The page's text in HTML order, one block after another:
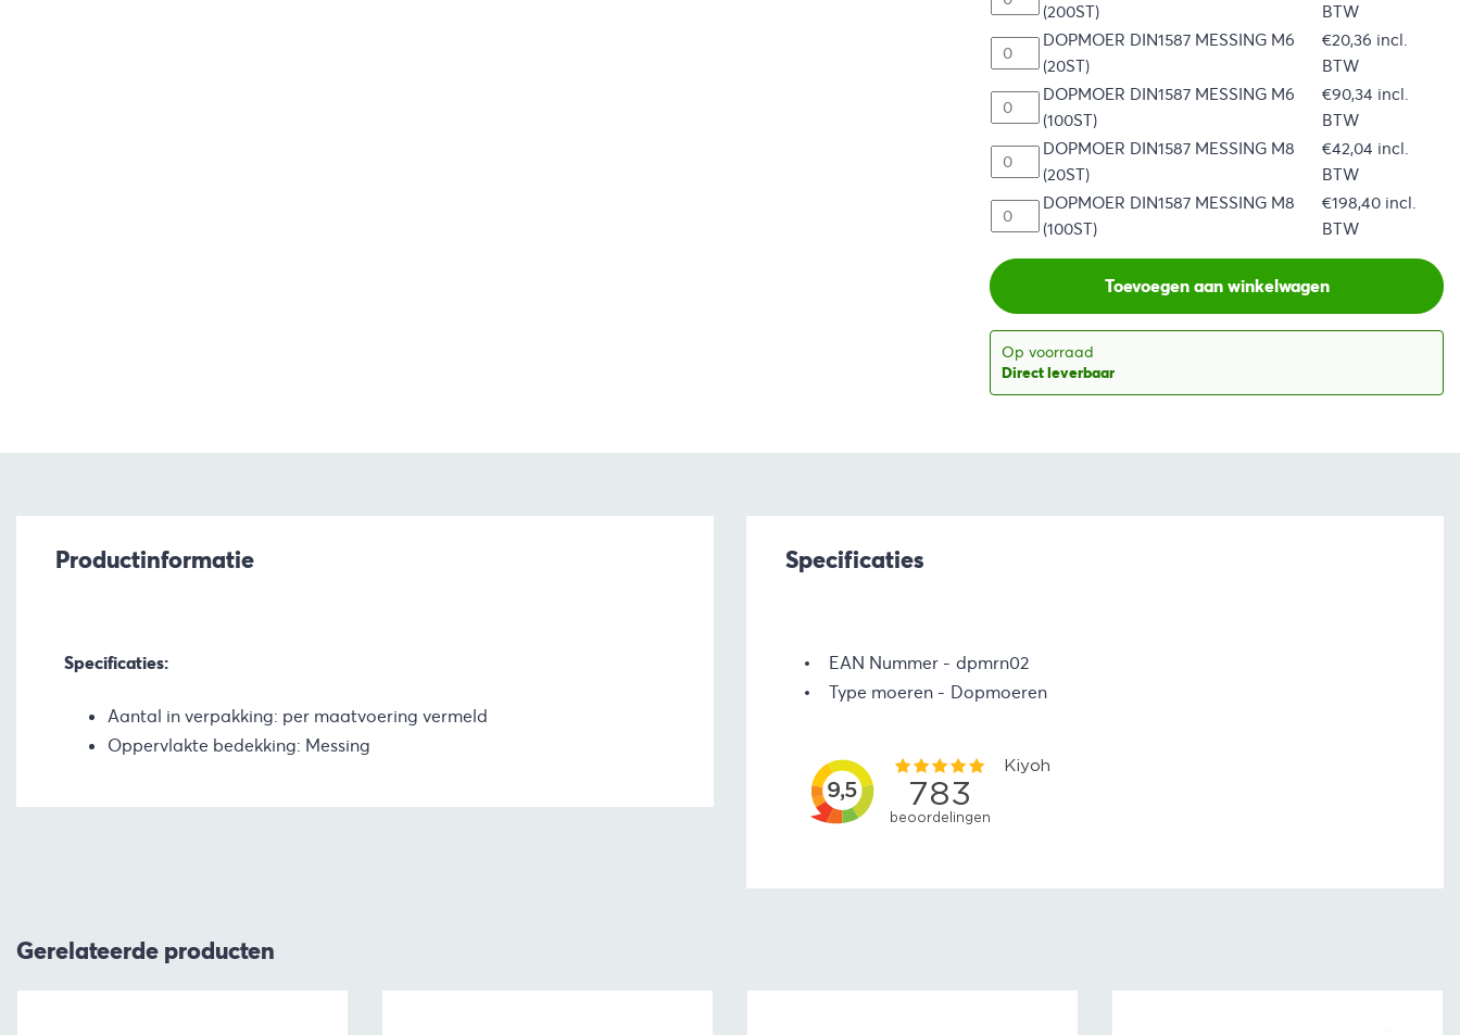
(200ST)
BTW
DOPMOER DIN1587 MESSING M6
(20ST)
€20,36 incl.
BTW
DOPMOER DIN1587 MESSING M6
(100ST)
€90,34 incl.
BTW
DOPMOER DIN1587 MESSING M8
(20ST)
€42,04 incl.
BTW
DOPMOER DIN1587 MESSING M8
(100ST)
€198,40 incl.
BTW
Toevoegen aan winkelwagen
Op voorraad
Direct leverbaar
Productinformatie
Specificaties:
Aantal in verpakking: per maatvoering vermeld
Oppervlakte bedekking: Messing
Specificaties
EAN Nummer
dpmrn02
Type moeren
Dopmoeren
Gerelateerde producten